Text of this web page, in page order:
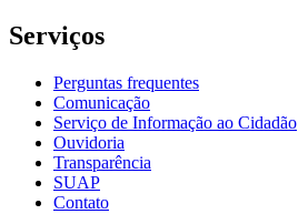
Serviços
Perguntas frequentes
Comunicação
Serviço de Informação ao Cidadão
Ouvidoria
Transparência
SUAP
Contato